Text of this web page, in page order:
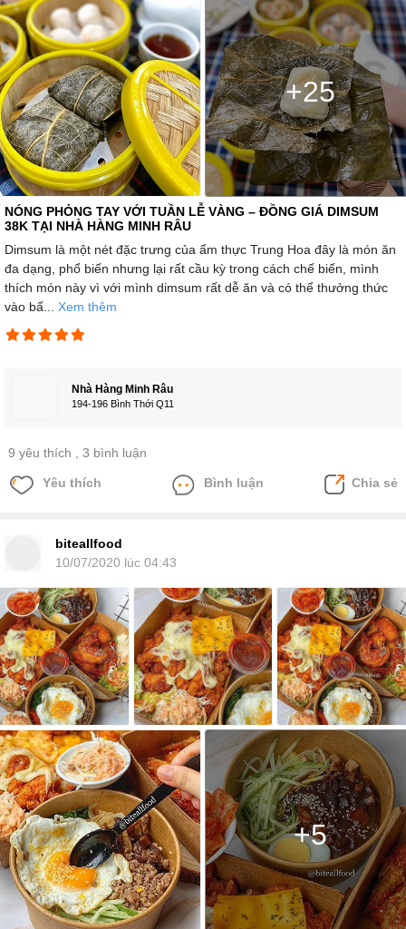
+25
NÓNG PHỎNG TAY VỚI TUẦN LỄ VÀNG – ĐỒNG GIÁ DIMSUM
38K TẠI NHÀ HÀNG MINH RÂU
Dimsum là một nét đặc trưng của ẩm thực Trung Hoa đây là món ăn
đa dạng, phổ biến nhưng lại rất cầu kỳ trong cách chế biến, mình
thích món này vì với mình dimsum rất dễ ăn và có thể thưởng thức
vào bấ... Xem thêm
Nhà Hàng Minh Râu
194-196 Bình Thới Q11
9 yêu thích , 3 bình luận
Yêu thích Bình luận Chia sẻ
biteallfood
10/07/2020 lúc 04:43
+5